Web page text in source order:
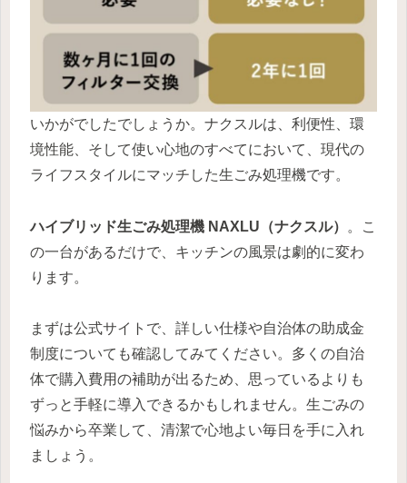
いかがでしたでしょうか。ナクスルは、利便性、環
境性能、そして使い心地のすべてにおいて、現代の
ライフスタイルにマッチした生ごみ処理機です。
ハイブリッド生ごみ処理機 NAXLU（ナクスル）
。こ
の一台があるだけで、キッチンの風景は劇的に変わ
ります。
まずは公式サイトで、詳しい仕様や自治体の助成金
制度についても確認してみてください。多くの自治
体で購入費用の補助が出るため、思っているよりも
ずっと手軽に導入できるかもしれません。生ごみの
悩みから卒業して、清潔で心地よい毎日を手に入れ
ましょう。